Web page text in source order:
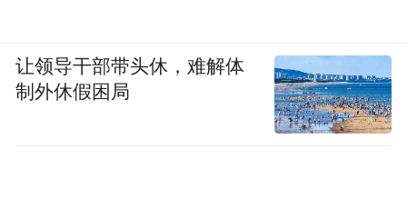
让领导干部带头休，难解体
制外休假困局